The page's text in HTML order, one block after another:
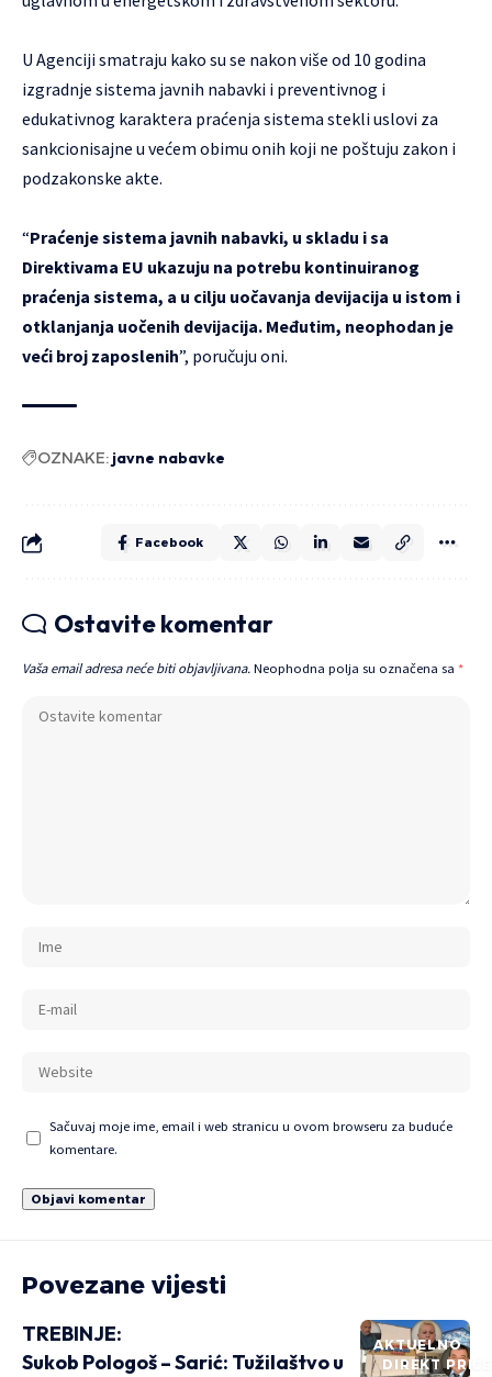
U Agenciji smatraju kako su se nakon više od 10 godina
izgradnje sistema javnih nabavki i preventivnog i
edukativnog karaktera praćenja sistema stekli uslovi za
sankcionisajne u većem obimu onih koji ne poštuju zakon i
podzakonske akte.
“Praćenje sistema javnih nabavki, u skladu i sa
Direktivama EU ukazuju na potrebu kontinuiranog
praćenja sistema, a u cilju uočavanja devijacija u istom i
otklanjanja uočenih devijacija. Međutim, neophodan je
veći broj zaposlenih”, poručuju oni.
OZNAKE: javne nabavke
Facebook
Ostavite komentar
Vaša email adresa neće biti objavljivana. Neophodna polja su označena sa *
Sačuvaj moje ime, email i web stranicu u ovom browseru za buduće
komentare.
Povezane vijesti
AKTUELNO
DIREKT PRIČE
TREBINJE:
Sukob Pologoš – Sarić: Tužilaštvo u